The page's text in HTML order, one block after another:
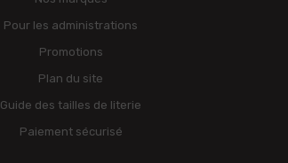
Pour les administrations
Promotions
Plan du site
Guide des tailles de literie
Paiement sécurisé